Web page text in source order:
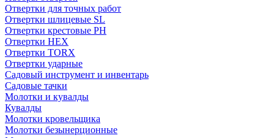
Отвертки для точных работ
Отвертки шлицевые SL
Отвертки крестовые PH
Отвертки HEX
Отвертки TORX
Отвертки ударные
Садовый инструмент и инвентарь
Садовые тачки
Молотки и кувалды
Кувалды
Молотки кровельщика
Молотки безынерционные